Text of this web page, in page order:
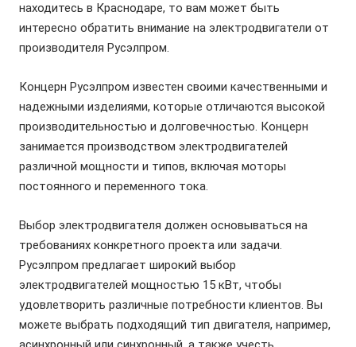
находитесь в Краснодаре, то вам может быть
интересно обратить внимание на электродвигатели от
производителя Русэлпром.
Концерн Русэлпром известен своими качественными и
надежными изделиями, которые отличаются высокой
производительностью и долговечностью. Концерн
занимается производством электродвигателей
различной мощности и типов, включая моторы
постоянного и переменного тока.
Выбор электродвигателя должен основываться на
требованиях конкретного проекта или задачи.
Русэлпром предлагает широкий выбор
электродвигателей мощностью 15 кВт, чтобы
удовлетворить различные потребности клиентов. Вы
можете выбрать подходящий тип двигателя, например,